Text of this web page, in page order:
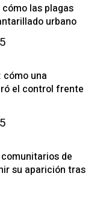
las plagas
urbano
cómo una
el control frente
de
su aparición tras